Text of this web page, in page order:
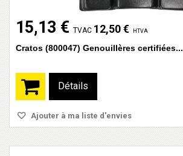
15,13 € TVAC 12,50 € HTVA
Cratos (800047) Genouillères certifiées...
Détails
Ajouter à ma liste d'envies